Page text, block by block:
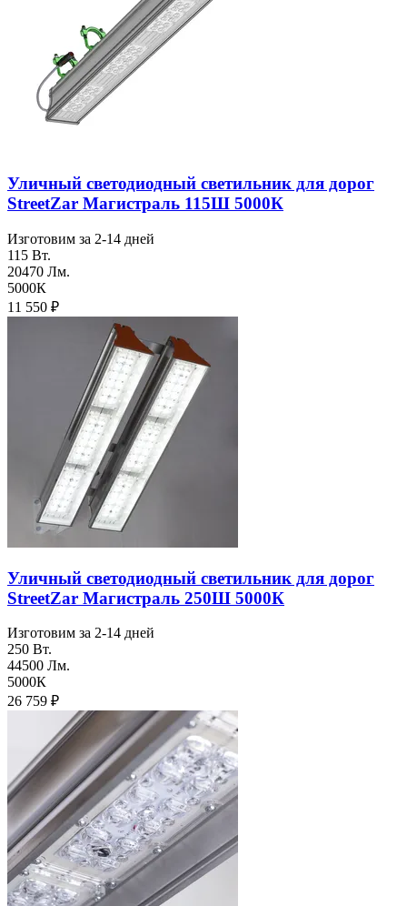
Уличный светодиодный светильник для дорог
StreetZar Магистраль 115Ш 5000К
Изготовим за 2-14 дней
115 Вт.
20470 Лм.
5000К
11 550 ₽
Уличный светодиодный светильник для дорог
StreetZar Магистраль 250Ш 5000К
Изготовим за 2-14 дней
250 Вт.
44500 Лм.
5000К
26 759 ₽